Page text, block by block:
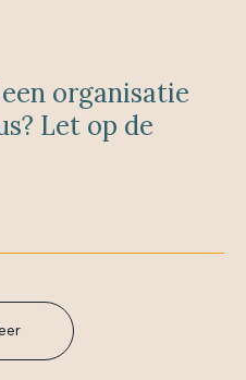
organisatie
Let op de